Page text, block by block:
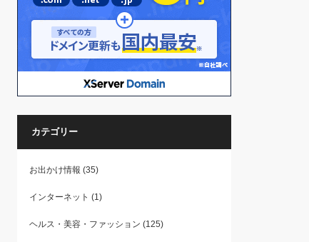
カテゴリー
お出かけ情報 (35)
インターネット (1)
ヘルス・美容・ファッション (125)